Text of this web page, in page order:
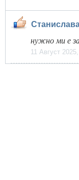
нужно ми е
11 Август